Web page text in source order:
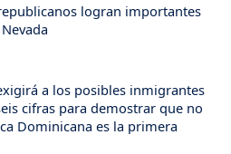
logran importantes
a los posibles inmigrantes
cifras para demostrar que no
Dominicana es la primera